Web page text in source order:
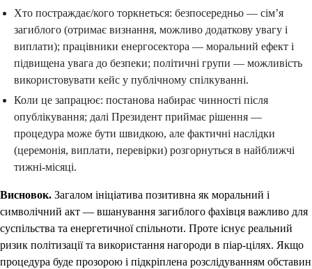
Хто постраждає/кого торкнеться: безпосередньо — сім’я
загиблого (отримає визнання, можливо додаткову увагу і
виплати); працівники енергосектора — моральний ефект і
підвищена увага до безпеки; політичні групи — можливість
використовувати кейс у публічному спілкуванні.
Коли це запрацює: постанова набирає чинності після
опублікування; далі Президент приймає рішення —
процедура може бути швидкою, але фактичні наслідки
(церемонія, виплати, перевірки) розгорнуться в найближчі
тижні‑місяці.
Висновок. Загалом ініціатива позитивна як моральний і
символічний акт — вшанування загиблого фахівця важливо для
суспільства та енергетичної спільноти. Проте існує реальний
ризик політизації та використання нагороди в піар‑цілях. Якщо
процедура буде прозорою і підкріплена розслідуванням обставин